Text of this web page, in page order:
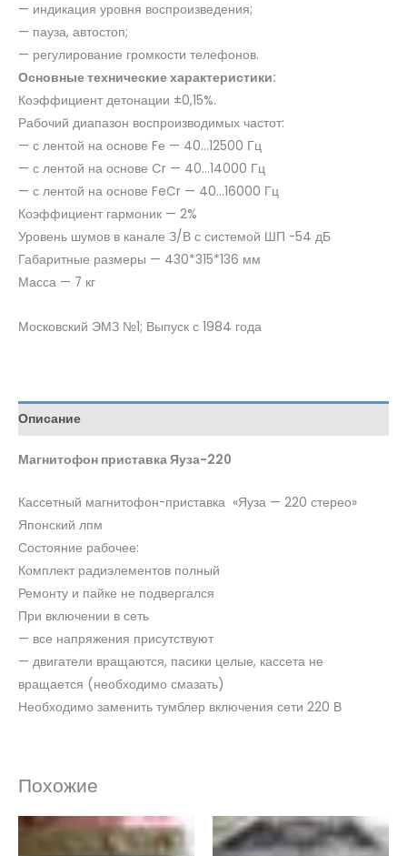
— индикация уровня воспроизведения;
— пауза, автостоп;
— регулирование громкости телефонов.
Основные технические характеристики:
Коэффициент детонации ±0,15%.
Рабочий диапазон воспроизводимых частот:
— с лентой на основе Fе — 40…12500 Гц
— с лентой на основе Cr — 40…14000 Гц
— с лентой на основе FeCr — 40…16000 Гц
Коэффициент гармоник — 2%
Уровень шумов в канале З/В с системой ШП -54 дБ
Габаритные размеры — 430*315*136 мм
Масса — 7 кг
Московский ЭМЗ №1; Выпуск с 1984 года
Описание
Магнитофон приставка Яуза-220
Кассетный магнитофон-приставка «Яуза — 220 стерео»
Японский лпм
Состояние рабочее:
Комплект радиэлементов полный
Ремонту и пайке не подвергался
При включении в сеть
— все напряжения присутствуют
— двигатели вращаются, пасики целые, кассета не
вращается (необходимо смазать)
Необходимо заменить тумблер включения сети 220 В
Похожие